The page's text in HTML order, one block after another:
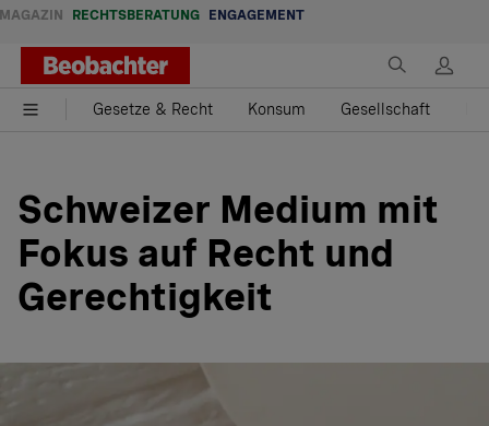
MAGAZIN RECHTSBERATUNG ENGAGEMENT
Gesetze & Recht Konsum Gesellschaft
Schweizer Medium mit
Fokus auf Recht und
Gerechtigkeit